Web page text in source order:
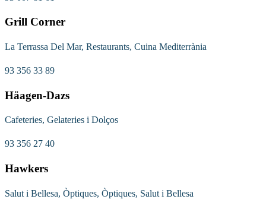
Grill Corner
La Terrassa Del Mar, Restaurants, Cuina Mediterrània
93 356 33 89
Häagen-Dazs
Cafeteries, Gelateries i Dolços
93 356 27 40
Hawkers
Salut i Bellesa, Òptiques, Òptiques, Salut i Bellesa